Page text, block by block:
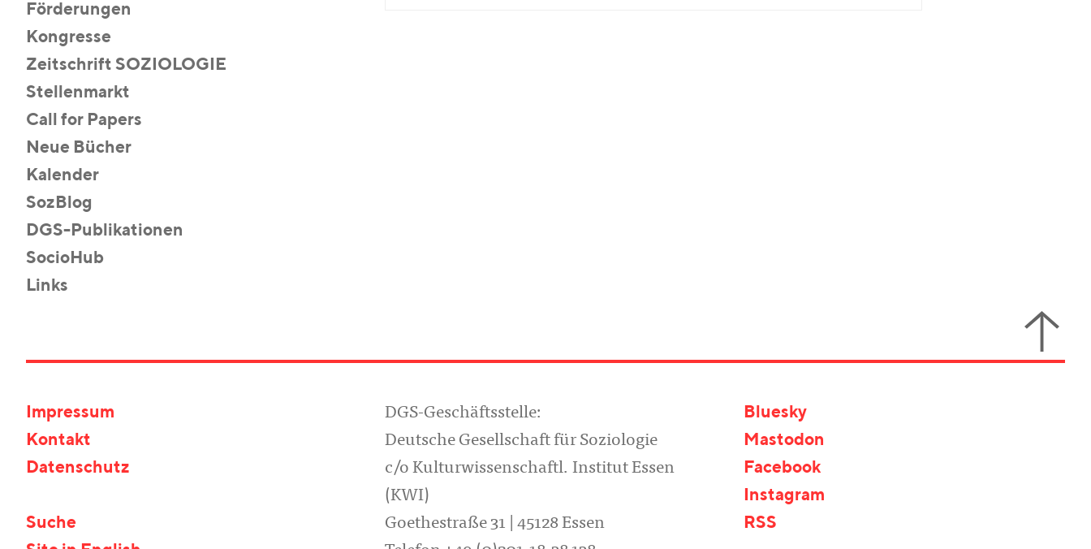
Förderungen
Kongresse
Zeitschrift SOZIOLOGIE
Stellenmarkt
Call for Papers
Neue Bücher
Kalender
SozBlog
DGS-Publikationen
SocioHub
Links
Impressum
Kontakt
Datenschutz
Suche
DGS-Geschäftsstelle:
Deutsche Gesellschaft für Soziologie
c/o Kulturwissenschaftl. Institut Essen
(KWI)
Goethestraße 31 | 45128 Essen
Bluesky
Mastodon
Facebook
Instagram
RSS